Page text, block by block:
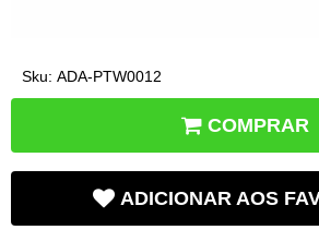
Sku: ADA-PTW0012
COMPRAR
ADICIONAR AOS